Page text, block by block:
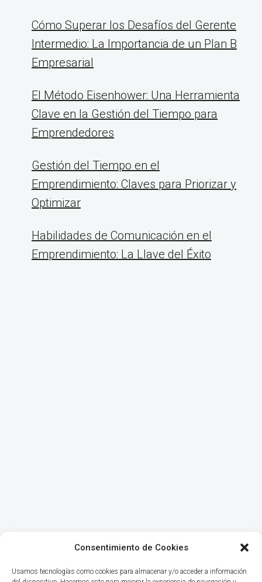
Consentimiento de Cookies
Usamos tecnologías como cookies para almacenar y/o acceder a información
Cómo Superar los Desafíos del Gerente
Intermedio: La Importancia de un Plan B
Empresarial
El Método Eisenhower: Una Herramienta
Clave en la Gestión del Tiempo para
Emprendedores
Gestión del Tiempo en el
Emprendimiento: Claves para Priorizar y
Optimizar
Habilidades de Comunicación en el
Emprendimiento: La Llave del Éxito